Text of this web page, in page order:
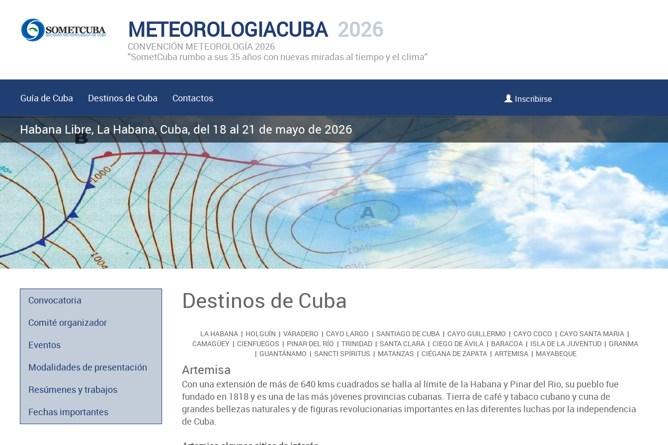
METEOROLOGIACUBA 2026
CONVENCIÓN METEOROLOGÍA 2026
"SometCuba rumbo a sus 35 años con nuevas miradas al tiempo y el clima"
Guía de Cuba Destinos de Cuba Contactos Inscribirse
Habana Libre, La Habana, Cuba, del 18 al 21 de mayo de 2026
Convocatoria
Comité organizador
Eventos
Modalidades de presentación
Resúmenes y trabajos
Fechas importantes
Destinos de Cuba
LA HABANA| HOLGUÍN | VARADERO | CAYO LARGO | SANTIAGO DE CUBA| CAYO GUILLERMO | CAYO COCO | CAYO SANTA MARIA|
CAMAGÜEY| CIENFUEGOS | PINAR DEL RÍO | TRINIDAD| SANTA CLARA| CIEGO DE ÁVILA| BARACOA| ISLA DE LA JUVENTUD| GRANMA
| GUANTÁNAMO | SANCTI SPÍRITUS | MATANZAS | CIÉGANA DE ZAPATA | ARTEMISA | MAYABEQUE
Artemisa
Con una extensión de más de 640 kms cuadrados se halla al límite de la Habana y Pinar del Rio, su pueblo fue
fundado en 1818 y es una de las más jóvenes provincias cubanas. Tierra de café y tabaco cubano y cuna de
grandes bellezas naturales y de figuras revolucionarias importantes en las diferentes luchas por la independencia
de Cuba.